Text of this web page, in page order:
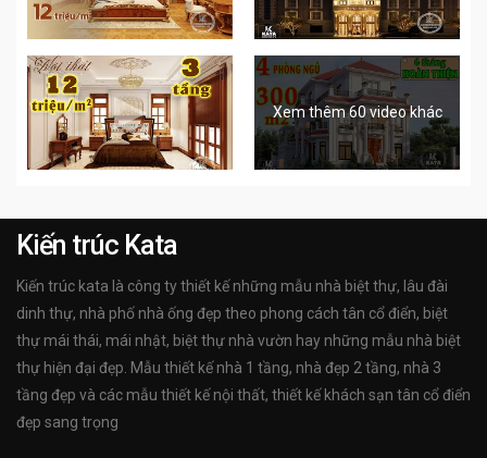
Xem thêm 60 video khác
Kiến trúc Kata
Kiến trúc kata là công ty thiết kế những mẫu nhà biệt thự, lâu đài
dinh thự, nhà phố nhà ống đẹp theo phong cách tân cổ điển, biệt
thự mái thái, mái nhật, biệt thự nhà vườn hay những mẫu nhà biệt
thự hiện đại đẹp. Mẫu thiết kế nhà 1 tầng, nhà đẹp 2 tầng, nhà 3
tầng đẹp và các mẫu thiết kế nội thất, thiết kế khách sạn tân cổ điển
đẹp sang trọng